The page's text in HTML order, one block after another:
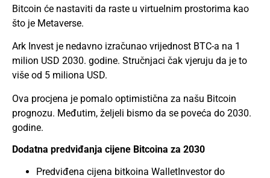
Bitcoin će nastaviti da raste u virtuelnim prostorima kao
što je Metaverse.
Ark Invest je nedavno izračunao vrijednost BTC-a na 1
milion USD 2030. godine. Stručnjaci čak vjeruju da je to
više od 5 miliona USD.
Ova procjena je pomalo optimistična za našu Bitcoin
prognozu. Međutim, željeli bismo da se poveća do 2030.
godine.
Dodatna predviđanja cijene Bitcoina za 2030
Predviđena cijena bitkoina WalletInvestor do